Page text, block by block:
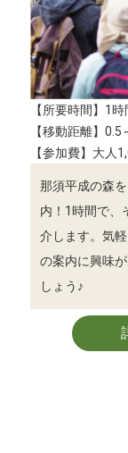
【所要時間】1
【移動距離】
【参加費】大人
那須平成の森
内！1時間で、
介します。気
の案内に興味
しょう♪